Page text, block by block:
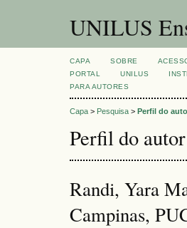
UNILUS
CAPA SOBRE
PORTAL
UNILUS
PARA AUTORES
Capa > Pesquisa > Perfil do
Perfil do autor
Randi, Yara
Campinas,